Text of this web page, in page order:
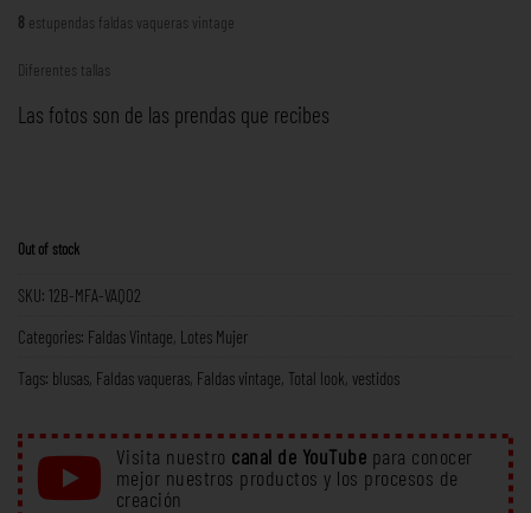
8 estupendas faldas vaqueras vintage
Diferentes tallas
Las fotos son de las prendas que recibes
Out of stock
SKU: 12B-MFA-VAQ02
Categories: Faldas Vintage Lotes Mujer
Tags: blusas Faldas vaqueras Faldas vintage Total look vestidos
Visita nuestro canal de YouTube para conocer
mejor nuestros productos y los procesos de
creación